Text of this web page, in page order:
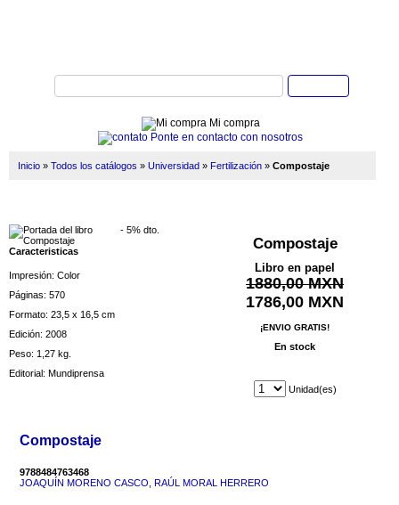
Mi compra
Ponte en contacto con nosotros
Inicio » Todos los catálogos » Universidad » Fertilización » Compostaje
- 5% dto.
Compostaje
Libro en papel
1880,00 MXN
1786,00 MXN
¡ENVIO GRATIS!
En stock
Unidad(es)
Caracteristicas
Impresión: Color
Páginas: 570
Formato: 23,5 x 16,5 cm
Edición: 2008
Peso: 1,27 kg.
Editorial: Mundiprensa
Compostaje
9788484763468
JOAQUÍN MORENO CASCO ,RAÚL MORAL HERRERO